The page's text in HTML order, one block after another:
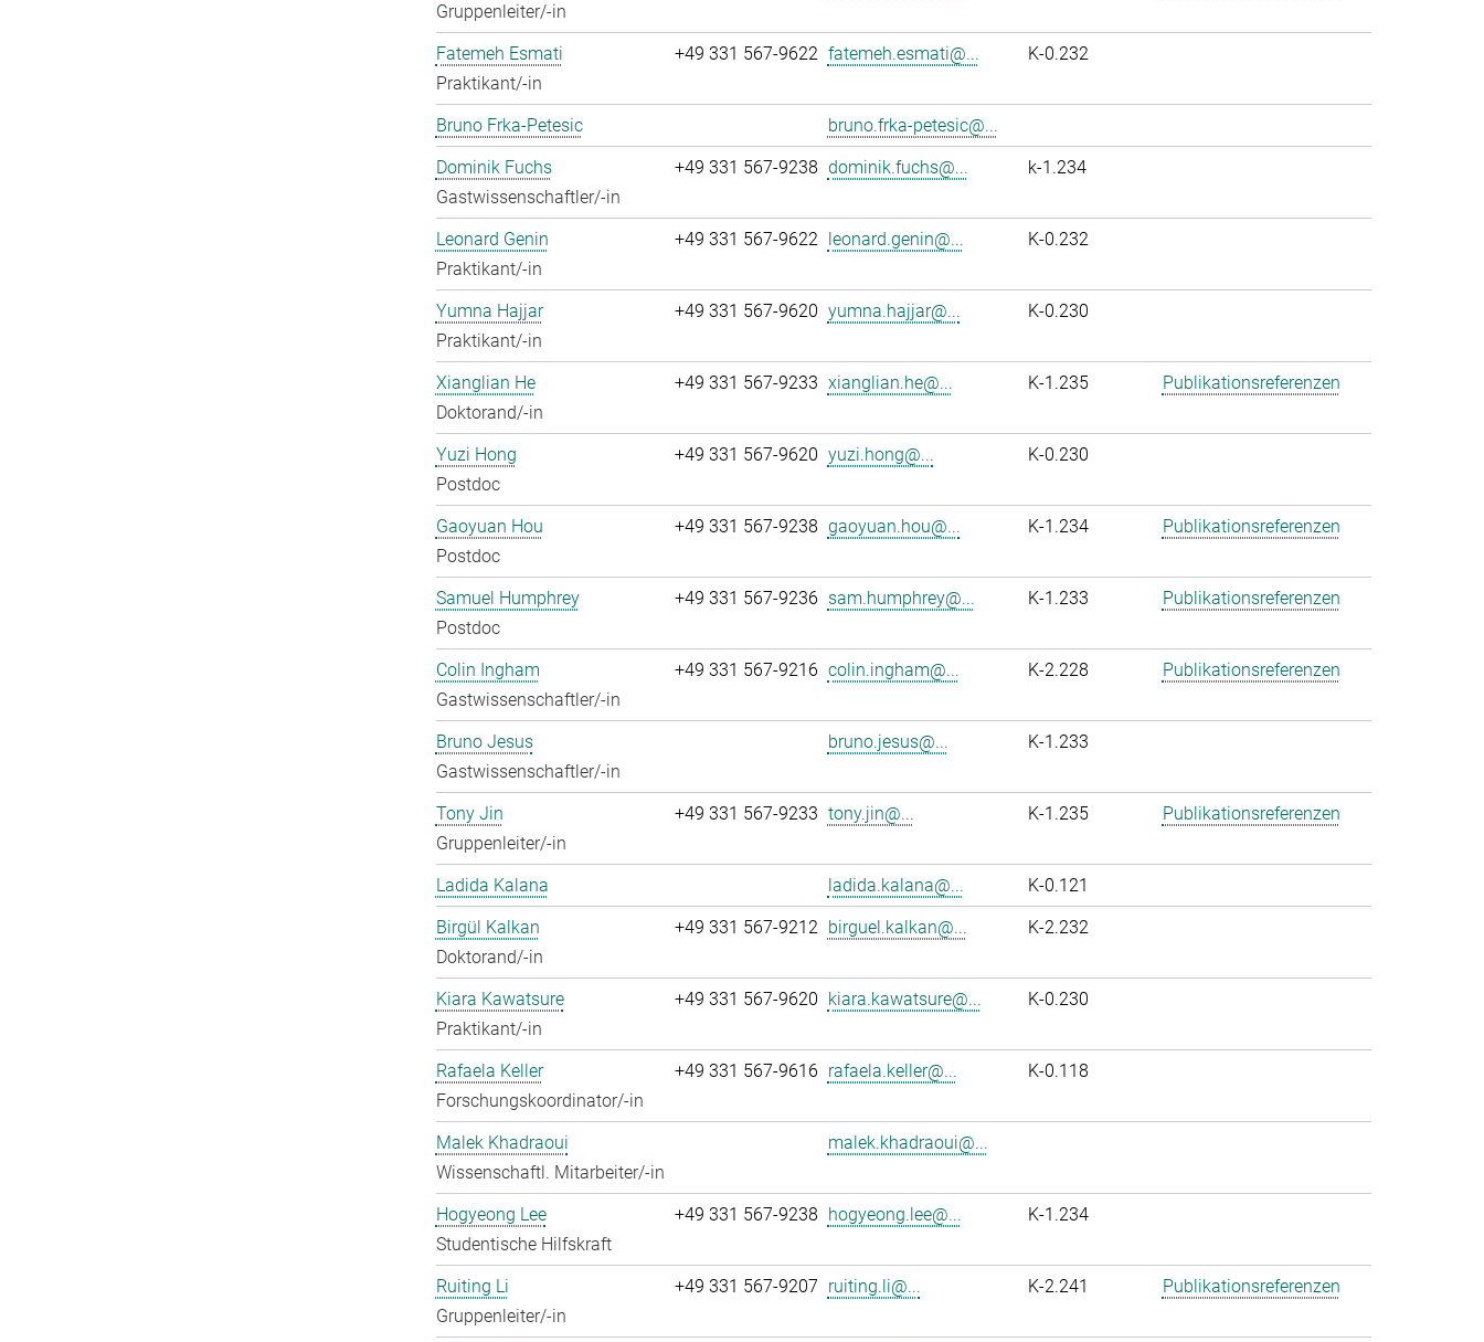
Gruppenleiter/-in
Fatemeh Esmati
Praktikant/-in
+49 331 567-9622 fatemeh.esmati@... K-0.232
Bruno Frka-Petesic
bruno.frka-petesic@...
Dominik Fuchs
Gastwissenschaftler/-in
+49 331 567-9238 dominik.fuchs@... k-1.234
Leonard Genin
Praktikant/-in
+49 331 567-9622 leonard.genin@... K-0.232
Yumna Hajjar
Praktikant/-in
+49 331 567-9620 yumna.hajjar@... K-0.230
Xianglian He
Doktorand/-in
+49 331 567-9233 xianglian.he@... K-1.235 Publikationsreferenzen
Yuzi Hong
Postdoc
+49 331 567-9620 yuzi.hong@... K-0.230
Gaoyuan Hou
Postdoc
+49 331 567-9238 gaoyuan.hou@... K-1.234 Publikationsreferenzen
Samuel Humphrey
Postdoc
+49 331 567-9236 sam.humphrey@... K-1.233 Publikationsreferenzen
Colin Ingham
Gastwissenschaftler/-in
+49 331 567-9216 colin.ingham@... K-2.228 Publikationsreferenzen
Bruno Jesus
Gastwissenschaftler/-in
bruno.jesus@... K-1.233
Tony Jin
Gruppenleiter/-in
+49 331 567-9233 tony.jin@... K-1.235 Publikationsreferenzen
Ladida Kalana ladida.kalana@...
K-0.121
Birgül Kalkan
Doktorand/-in
+49 331 567-9212 birguel.kalkan@... K-2.232
Kiara Kawatsure
Praktikant/-in
+49 331 567-9620 kiara.kawatsure@... K-0.230
Rafaela Keller
Forschungskoordinator/-in
+49 331 567-9616 rafaela.keller@... K-0.118
Malek Khadraoui
Wissenschaftl. Mitarbeiter/-in
malek.khadraoui@...
Hogyeong Lee
Studentische Hilfskraft
+49 331 567-9238 hogyeong.lee@... K-1.234
Ruiting Li
Gruppenleiter/-in
+49 331 567-9207 ruiting.li@... K-2.241 Publikationsreferenzen